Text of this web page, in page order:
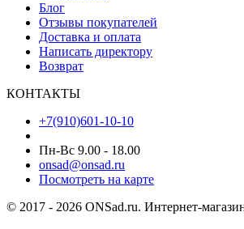
Блог
Отзывы покупателей
Доставка и оплата
Написать директору
Возврат
КОНТАКТЫ
+7(910)601-10-10
Пн-Вс 9.00 - 18.00
onsad@onsad.ru
Посмотреть на карте
© 2017 - 2026 ONSad.ru. Интернет-